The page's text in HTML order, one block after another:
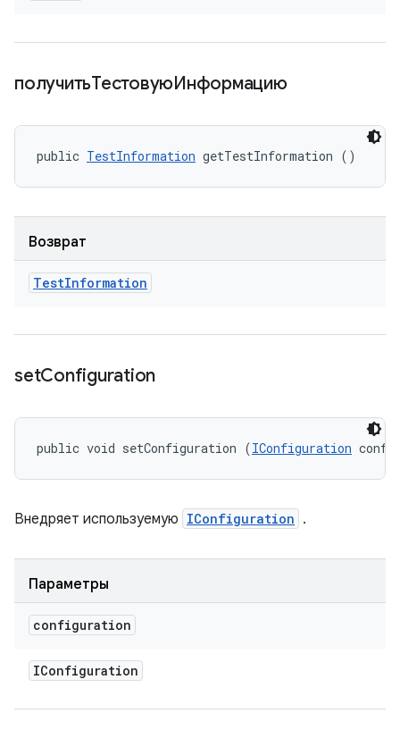
получитьТестовуюИнформацию
public TestInformation getTestInformation ()
Возврат
TestInformation
setConfiguration
public void setConfiguration (IConfiguration
Внедряет используемую IConfiguration .
Параметры
configuration
IConfiguration